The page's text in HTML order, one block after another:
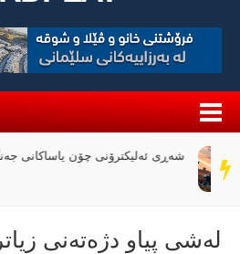
سەر
دێڕ
وێرانی عێراق لە نێوان
لەشی پیاو دژەتەنی